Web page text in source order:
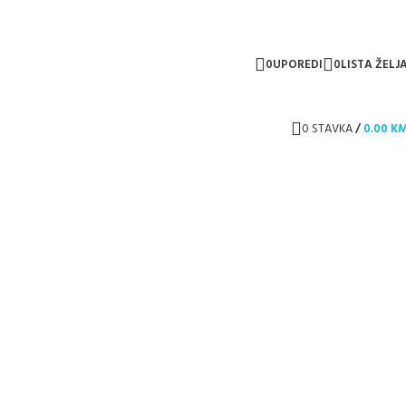
0UPOREDI 0LISTA
0 STAVKA/0.00